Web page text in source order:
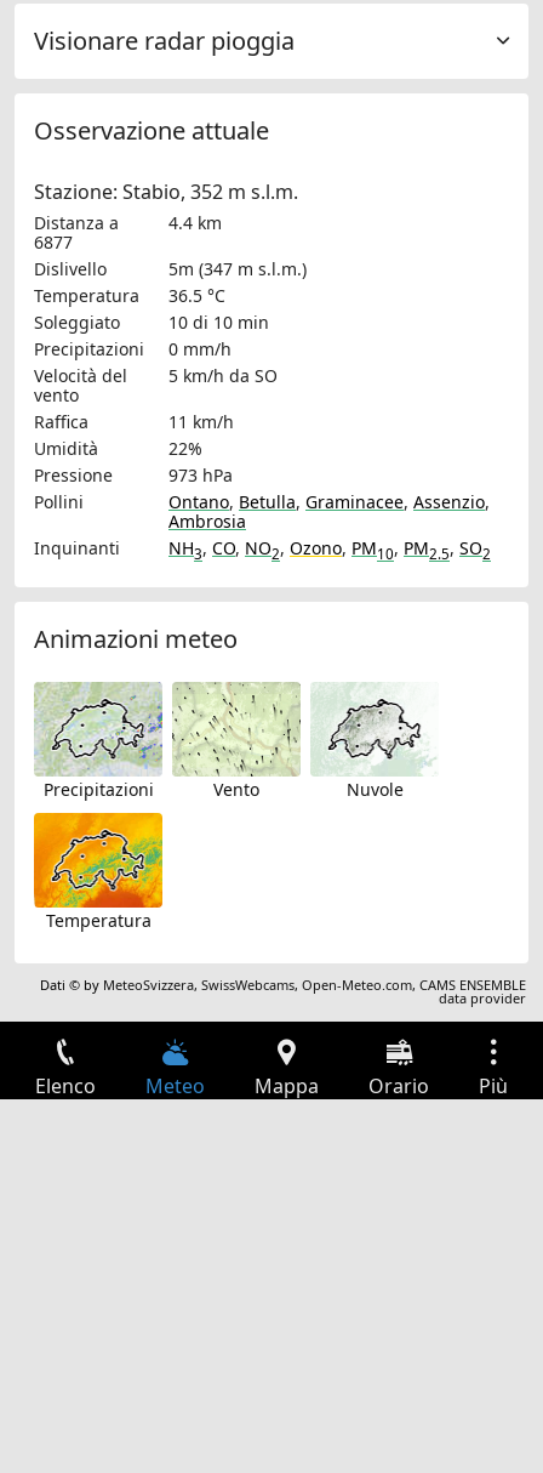
Visionare radar pioggia
Osservazione attuale
Stazione: Stabio, 352 m s.l.m.
Distanza a
6877
4.4 km
Dislivello
5m (347 m s.l.m.)
Temperatura
36.5 °C
Soleggiato
10 di 10 min
Precipitazioni
0 mm/h
Velocità del
vento
5 km/h da SO
Raffica
11 km/h
Umidità
22%
Pressione
973 hPa
Pollini
Ontano, Betulla, Graminacee, Assenzio,
Ambrosia
Inquinanti
NH3, CO, NO2, Ozono, PM10, PM2.5, SO2
Animazioni meteo
Precipitazioni Vento Nuvole
Temperatura
Dati © by MeteoSvizzera,SwissWebcams,Open-Meteo.com,CAMS ENSEMBLE
data provider
Elenco Meteo Mappa Orario Più